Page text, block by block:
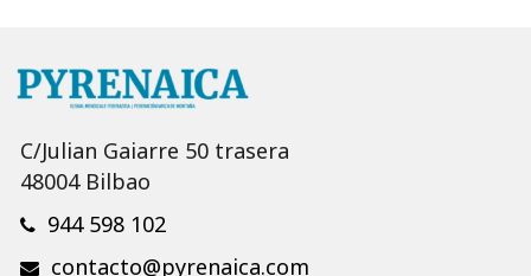
C/Julian Gaiarre 50 trasera
48004 Bilbao
944 598 102
contacto@pyrenaica.com